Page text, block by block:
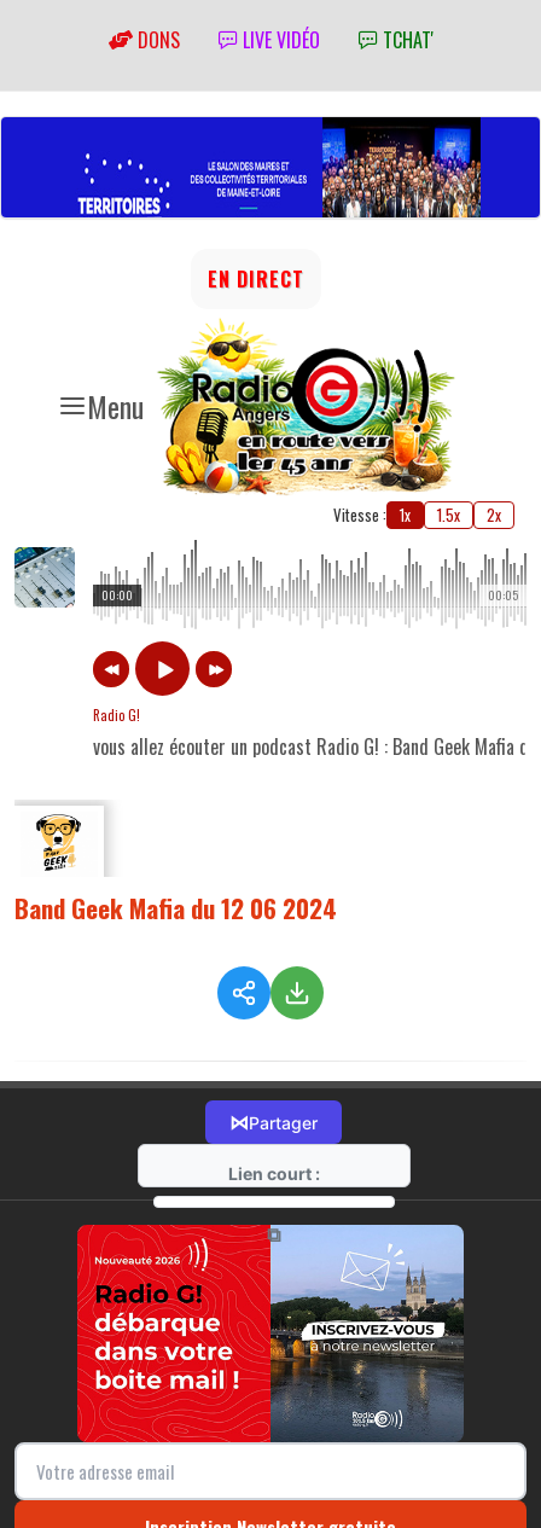
DONS LIVE VIDÉO TCHAT'
Menu
EN DIRECT
Vitesse : 1x 1.5x 2x
00:05
00:00
Radio G!
vous allez écouter un podcast Radio G! : Band Geek Mafia
Band Geek Mafia du 12 06 2024
⋈Partager
Lien court :
https://radio-g.fr?14866
⧉